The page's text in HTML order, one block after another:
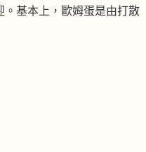
基本上，歐姆蛋是由打散